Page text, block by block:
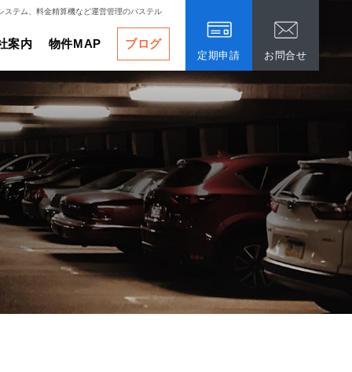
テム、料金精算機など運営管理のパステル
案内 物件MAP ブログ
定期申請 お問合せ